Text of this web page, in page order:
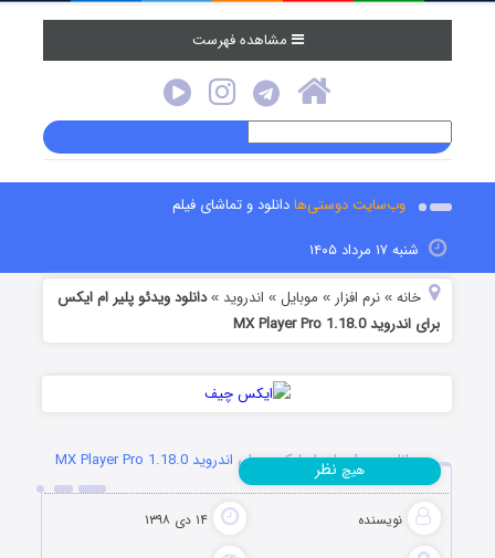
مشاهده فهرست
وب‌سایت دوستی‌هادانلود و تماشای فیلم
شنبه ۱۷ مرداد ۱۴۰۵
خانه »نرم افزار » موبایل » اندروید »دانلود ویدئو پلیر ام ایکس
برای اندروید MX Player Pro 1.18.0
دانلود ویدئو پلیر ام ایکس برای اندروید MX Player Pro 1.18.0
نویسنده ۱۴ دی ۱۳۹۸
هیچ نظر